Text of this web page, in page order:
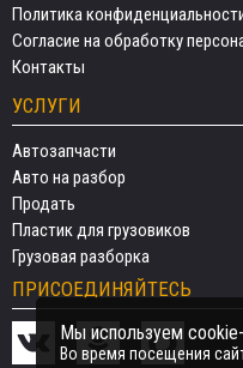
Политика
Согласие на обработку
Контакты
УСЛУГИ
Автозапчасти
Авто на разбор
Продать
Пластик для грузовиков
Грузовая разборка
ПРИСОЕДИНЯЙТЕСЬ
Мы используем
Во время посещения